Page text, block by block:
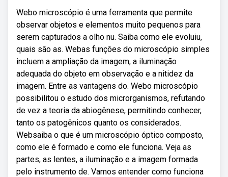
Webo microscópio é uma ferramenta que permite
observar objetos e elementos muito pequenos para
serem capturados a olho nu. Saiba como ele evoluiu,
quais são as. Webas funções do microscópio simples
incluem a ampliação da imagem, a iluminação
adequada do objeto em observação e a nitidez da
imagem. Entre as vantagens do. Webo microscópio
possibilitou o estudo dos microrganismos, refutando
de vez a teoria da abiogênese, permitindo conhecer,
tanto os patogênicos quanto os considerados.
Websaiba o que é um microscópio óptico composto,
como ele é formado e como ele funciona. Veja as
partes, as lentes, a iluminação e a imagem formada
pelo instrumento de. Vamos entender como funciona